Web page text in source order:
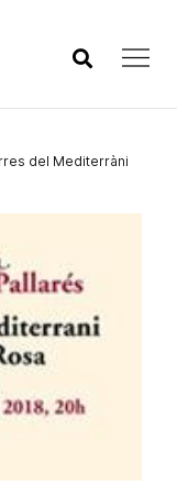
del Mediterràni